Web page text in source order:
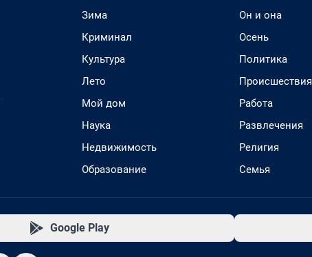
Зима
Криминал
Культура
Лето
Мой дом
Наука
Недвижимость
Образование
Он и она
Осень
Политика
Происшествия
Работа
Развлечения
Религия
Семья
Google Play